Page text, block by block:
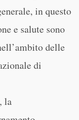
in questo
e salute sono
delle
di
, la